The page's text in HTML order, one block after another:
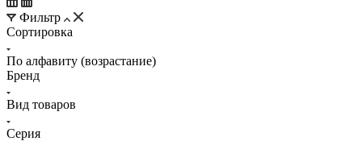
Фильтр
Сортировка
По алфавиту (возрастание)
Бренд
Вид товаров
Серия